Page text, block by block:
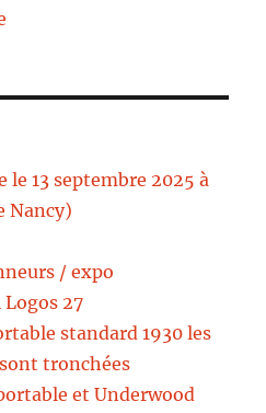
le 13 septembre 2025 à
Nancy)
/ expo
27
standard 1930 les
tronchées
et Underwood